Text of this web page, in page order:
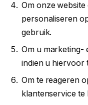
Om onze
personaliseren
gebruik.
Om u marketing-
indien u hiervoor
Om te reageren
klantenservice te